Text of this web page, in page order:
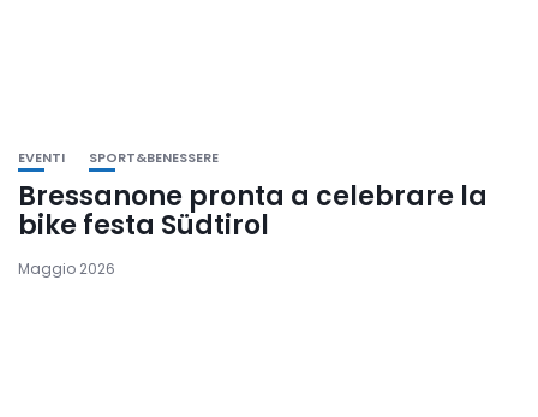
EVENTI SPORT&BENESSERE
Bressanone pronta a celebrare la
bike festa Südtirol
Maggio 2026